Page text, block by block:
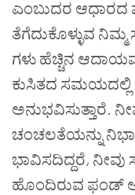
ಎಂಬುದರ ಆಧಾರದ
ತೆಗೆದುಕೊಳ್ಳುವ
ಗಳು ಹೆಚ್ಚಿನ
ಕುಸಿತದ ಸಮಯದಲ್ಲಿ
ಅನುಭವಿಸುತ್ತಾರೆ.
ಚಂಚಲತೆಯನ್ನು
ಭಾವಿಸದಿದ್ದರೆ, ನೀವು
ಹೊಂದಿರುವ ಫಂಡ್